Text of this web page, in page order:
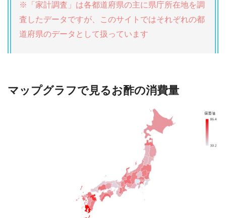
※「家計調査」は各都道府県の主に県庁所在地を調
査したデータですが、このサイトではそれぞれの都
道府県のデータとして扱っています
マップグラフで見るお酢の消費量